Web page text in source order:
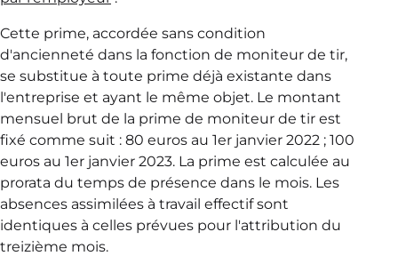
Cette prime, accordée sans condition
d'ancienneté dans la fonction de moniteur de tir,
se substitue à toute prime déjà existante dans
l'entreprise et ayant le même objet. Le montant
mensuel brut de la prime de moniteur de tir est
fixé comme suit : 80 euros au 1er janvier 2022 ; 100
euros au 1er janvier 2023. La prime est calculée au
prorata du temps de présence dans le mois. Les
absences assimilées à travail effectif sont
identiques à celles prévues pour l'attribution du
treizième mois.